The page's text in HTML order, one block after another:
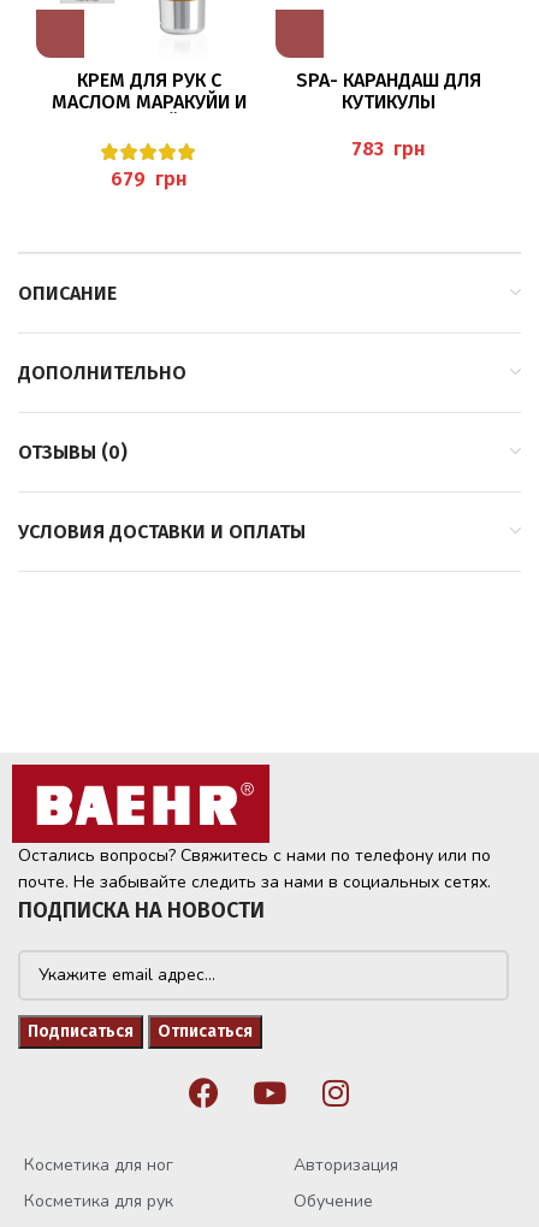
КРЕМ ДЛЯ РУК С
МАСЛОМ МАРАКУЙИ И
(MARACUJA-HANDCREME),
BAEHR
грн
SPA- КАРАНДАШ ДЛЯ
КУТИКУЛЫ
FRESH`N`FRUITY) 2,2 МЛ
BAEHR
грн
ОПИСАНИЕ
ДОПОЛНИТЕЛЬНО
ОТЗЫВЫ (0)
УСЛОВИЯ ДОСТАВКИ И ОПЛАТЫ
Остались вопросы? Свяжитесь с нами по телефону или по
почте. Не забывайте следить за нами в социальных сетях.
ПОДПИСКА НА НОВОСТИ
Косметика для ног
Косметика для рук
Авторизация
Обучение